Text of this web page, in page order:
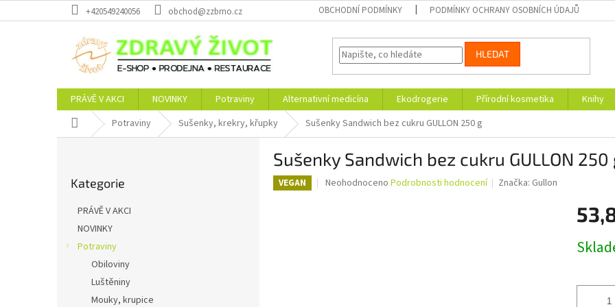
na
+420549240056 obchod@zzbrno.cz OBCHODNÍ PODMÍNKY PODMÍNKY OCHRANY OSOBNÍCH ÚDAJŮ
HLEDAT
PRÁVĚ V AKCI NOVINKY Potraviny Alternativní medicína Ekodrogerie Přírodní kosmetika Knihy
Domů Potraviny Sušenky, krekry, křupky Sušenky Sandwich bez cukru GULLON 250 g
kategorie
Kategorie
PRÁVĚ V AKCI
NOVINKY
Potraviny
Obiloviny
Luštěniny
Mouky, krupice
Sušenky Sandwich bez cukru GULLON 250
VEGAN
Průměrné
Neohodnoceno Podrobnosti hodnocení Značka: Gullon
cena: